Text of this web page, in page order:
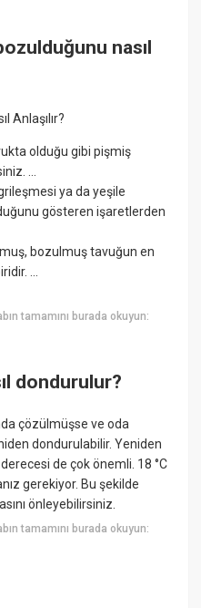
nasıl
Anlaşılır?
olduğu gibi pişmiş
...
ya da yeşile
gösteren işaretlerden
bozulmuş tavuğun en
...
tamamını burada okuyun:
dondurulur?
çözülmüşse ve oda
dondurulabilir. Yeniden
de çok önemli. 18 °C
gerekiyor. Bu şekilde
önleyebilirsiniz.
tamamını burada okuyun: